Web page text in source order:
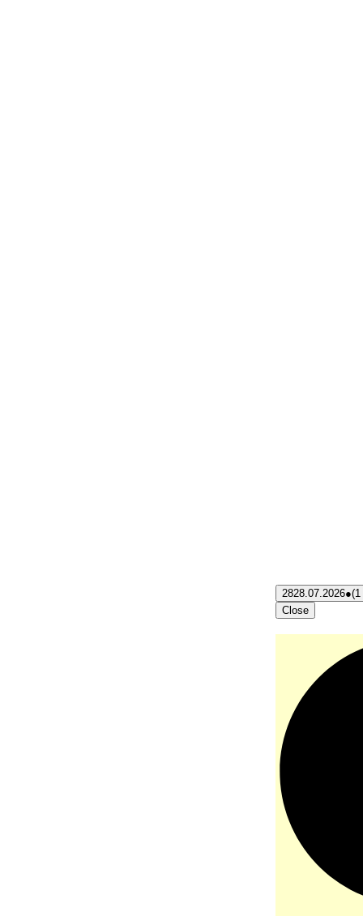
2828.07.2026●(1
Close